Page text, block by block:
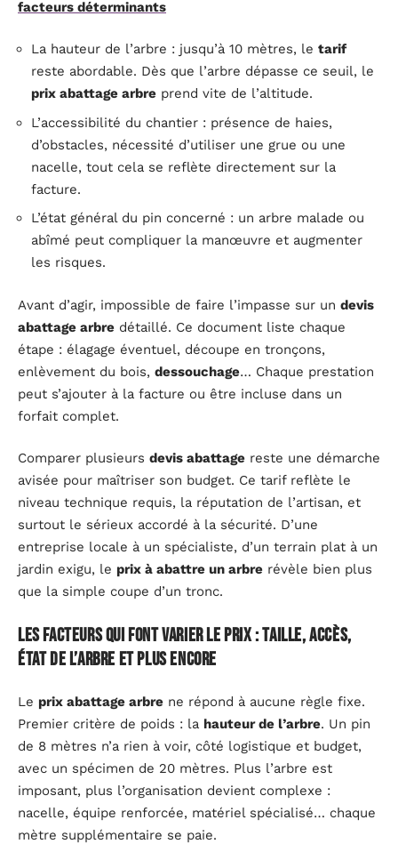
facteurs déterminants
La hauteur de l’arbre : jusqu’à 10 mètres, le tarif
reste abordable. Dès que l’arbre dépasse ce seuil, le
prix abattage arbre prend vite de l’altitude.
L’accessibilité du chantier : présence de haies,
d’obstacles, nécessité d’utiliser une grue ou une
nacelle, tout cela se reflète directement sur la
facture.
L’état général du pin concerné : un arbre malade ou
abîmé peut compliquer la manœuvre et augmenter
les risques.
Avant d’agir, impossible de faire l’impasse sur un devis
abattage arbre détaillé. Ce document liste chaque
étape : élagage éventuel, découpe en tronçons,
enlèvement du bois, dessouchage… Chaque prestation
peut s’ajouter à la facture ou être incluse dans un
forfait complet.
Comparer plusieurs devis abattage reste une démarche
avisée pour maîtriser son budget. Ce tarif reflète le
niveau technique requis, la réputation de l’artisan, et
surtout le sérieux accordé à la sécurité. D’une
entreprise locale à un spécialiste, d’un terrain plat à un
jardin exigu, le prix à abattre un arbre révèle bien plus
que la simple coupe d’un tronc.
Les facteurs qui font varier le prix : taille, accès,
état de l’arbre et plus encore
Le prix abattage arbre ne répond à aucune règle fixe.
Premier critère de poids : la hauteur de l’arbre. Un pin
de 8 mètres n’a rien à voir, côté logistique et budget,
avec un spécimen de 20 mètres. Plus l’arbre est
imposant, plus l’organisation devient complexe :
nacelle, équipe renforcée, matériel spécialisé… chaque
mètre supplémentaire se paie.